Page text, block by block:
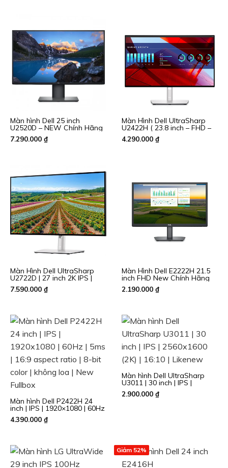
Màn hình Dell 25 inch
U2520D – NEW Chính Hãng
7.290.000 ₫
Màn Hình Dell UltraSharp
U2422H ( 23.8 inch – FHD –
IPS – 60Hz – 5ms – USB
TypeC ) Like New 99%
4.290.000 ₫
Màn Hình Dell UltraSharp
U2722D | 27 inch 2K IPS |
USB TypeC | Like new fullbox
7.590.000 ₫
Màn Hình Dell E2222H 21.5
inch FHD New Chính Hãng
2.190.000 ₫
Màn hình Dell P2422H 24
inch | IPS | 1920×1080 | 60Hz
| 5ms | 16:9 aspect ratio | 8-
bit color | không loa | New
4.390.000 ₫
Màn hình Dell UltraSharp
U3011 | 30 inch | IPS |
2560×1600 (2K) | 16:10 |
Likenew
2.900.000 ₫
Giảm 52%